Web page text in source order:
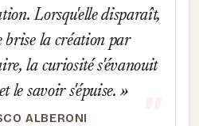
Lorsqu'elle disparaît,
brise la création par
la curiosité s'évanouit
le savoir s'épuise.
ALBERONI